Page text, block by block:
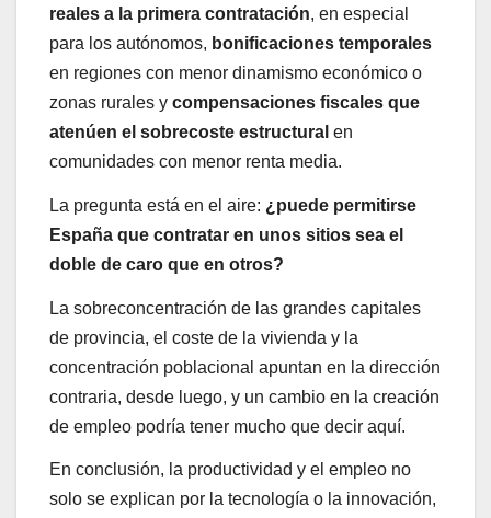
reales a la primera contratación, en especial
para los autónomos, bonificaciones temporales
en regiones con menor dinamismo económico o
zonas rurales y compensaciones fiscales que
atenúen el sobrecoste estructural en
comunidades con menor renta media.
La pregunta está en el aire: ¿puede permitirse
España que contratar en unos sitios sea el
doble de caro que en otros?
La sobreconcentración de las grandes capitales
de provincia, el coste de la vivienda y la
concentración poblacional apuntan en la dirección
contraria, desde luego, y un cambio en la creación
de empleo podría tener mucho que decir aquí.
En conclusión, la productividad y el empleo no
solo se explican por la tecnología o la innovación,